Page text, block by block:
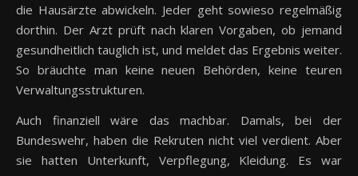
die Hausärzte abwickeln. Jeder geht sowieso regelmäßig
dorthin. Der Arzt prüft nach klaren Vorgaben, ob jemand
gesundheitlich tauglich ist, und meldet das Ergebnis weiter.
So bräuchte man keine neuen Behörden, keine teuren
Verwaltungsstrukturen.
Auch finanziell wäre das machbar. Damals, bei der
Bundeswehr, haben die Rekruten nicht viel verdient. Aber
sie hatten Unterkunft, Verpflegung, Kleidung. Es war